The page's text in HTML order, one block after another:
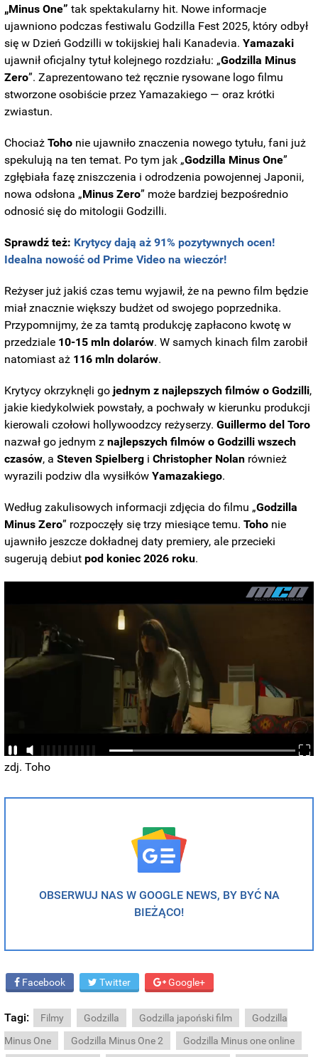
„Minus One” tak spektakularny hit. Nowe informacje
ujawniono podczas festiwalu Godzilla Fest 2025, który odbył
się w Dzień Godzilli w tokijskiej hali Kanadevia.Yamazaki
ujawnił oficjalny tytuł kolejnego rozdziału: „Godzilla Minus
Zero”. Zaprezentowano też ręcznie rysowane logo filmu
stworzone osobiście przez Yamazakiego — oraz krótki
zwiastun.
ChociażToho nie ujawniło znaczenia nowego tytułu, fani już
spekulują na ten temat. Po tym jak „Godzilla Minus One”
zgłębiała fazę zniszczenia i odrodzenia powojennej Japonii,
nowa odsłona „Minus Zero” może bardziej bezpośrednio
odnosić się do mitologii Godzilli.
Sprawdź też: Krytycy dają aż 91% pozytywnych ocen!
Idealna nowość od Prime Video na wieczór!
Reżyser już jakiś czas temu wyjawił, że na pewno film będzie
miał znacznie większy budżet od swojego poprzednika.
Przypomnijmy, że za tamtą produkcję zapłacono kwotę w
przedziale 10-15 mln dolarów. W samych kinach film zarobił
natomiast aż 116 mln dolarów.
Krytycy okrzyknęli go jednym z najlepszych filmów o Godzilli,
jakie kiedykolwiek powstały, a pochwały w kierunku produkcji
kierowali czołowi hollywoodzcy reżyserzy.Guillermo del Toro
nazwał go jednym znajlepszych filmów o Godzilli wszech
czasów, aSteven Spielberg iChristopher Nolan również
wyrazili podziw dla wysiłkówYamazakiego.
Według zakulisowych informacji zdjęcia do filmu „Godzilla
Minus Zero” rozpoczęły się trzy miesiące temu.Toho nie
ujawniło jeszcze dokładnej daty premiery, ale przecieki
sugerują debiut pod koniec 2026 roku.
zdj. Toho
OBSERWUJ NAS W GOOGLE NEWS, BY BYĆ NA
BIEŻĄCO!
Facebook Twitter Google+
Tagi: Filmy Godzilla Godzilla japoński film
Godzilla
Minus One
Godzilla Minus One 2
Godzilla Minus one online